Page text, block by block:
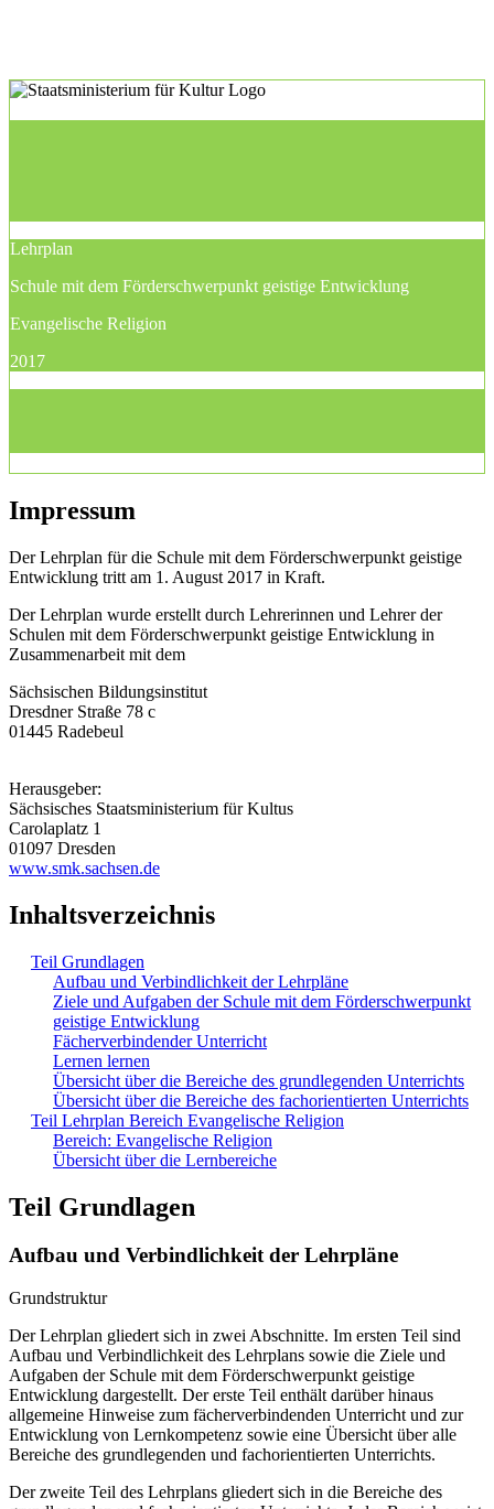
Lehrplan
Schule mit dem Förderschwerpunkt geistige Entwicklung
Evangelische Religion
2017
Impressum
Der Lehrplan für die Schule mit dem Förderschwerpunkt geistige
Entwicklung tritt am 1. August 2017 in Kraft.
Der Lehrplan wurde erstellt durch Lehrerinnen und Lehrer der
Schulen mit dem Förderschwerpunkt geistige Entwicklung in
Zusammenarbeit mit dem
Sächsischen Bildungsinstitut
Dresdner Straße 78 c
01445 Radebeul
Herausgeber:
Sächsisches Staatsministerium für Kultus
Carolaplatz 1
01097 Dresden
www.smk.sachsen.de
Inhaltsverzeichnis
Teil Grundlagen
Aufbau und Verbindlichkeit der Lehrpläne
Ziele und Aufgaben der Schule mit dem Förderschwerpunkt
geistige Entwicklung
Fächerverbindender Unterricht
Lernen lernen
Übersicht über die Bereiche des grundlegenden Unterrichts
Übersicht über die Bereiche des fachorientierten Unterrichts
Teil Lehrplan Bereich Evangelische Religion
Bereich: Evangelische Religion
Übersicht über die Lernbereiche
Teil Grundlagen
Aufbau und Verbindlichkeit der Lehrpläne
Grundstruktur
Der Lehrplan gliedert sich in zwei Abschnitte. Im ersten Teil sind
Aufbau und Verbindlichkeit des Lehrplans sowie die Ziele und
Aufgaben der Schule mit dem Förderschwerpunkt geistige
Entwicklung dargestellt. Der erste Teil enthält darüber hinaus
allgemeine Hinweise zum fächerverbindenden Unterricht und zur
Entwicklung von Lernkompetenz sowie eine Übersicht über alle
Bereiche des grundlegenden und fachorientierten Unterrichts.
Der zweite Teil des Lehrplans gliedert sich in die Bereiche des